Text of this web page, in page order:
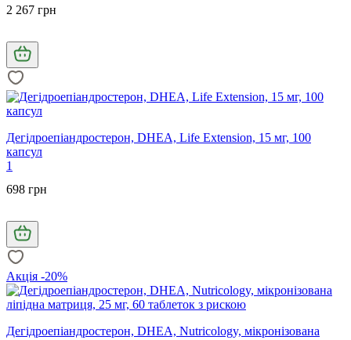
2 267 грн
Дегідроепіандростерон, DHEA, Life Extension, 15 мг, 100
капсул
1
698 грн
Акція -20%
Дегідроепіандростерон, DHEA, Nutricology, мікронізована